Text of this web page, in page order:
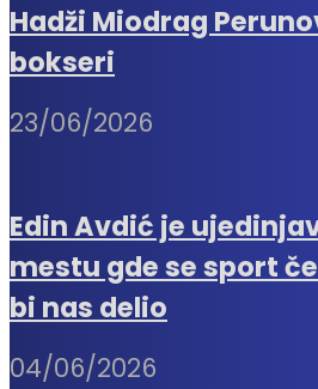
Hadži Miodrag
bokseri
23/06/2026
Edin Avdić je
mestu gde se sport
bi nas delio
04/06/2026